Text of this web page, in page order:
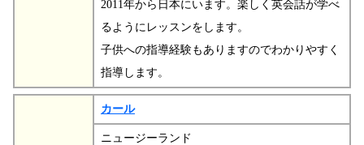
2011年から日本にいます。楽しく英会話が学べ
るようにレッスンをします。
子供への指導経験もありますのでわかりやすく
指導します。
カール
ニュージーランド